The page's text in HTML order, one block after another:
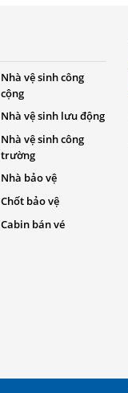
Nhà vệ sinh công
cộng
Nhà vệ sinh lưu động
Nhà vệ sinh công
trường
Nhà bảo vệ
Chốt bảo vệ
Cabin bán vé